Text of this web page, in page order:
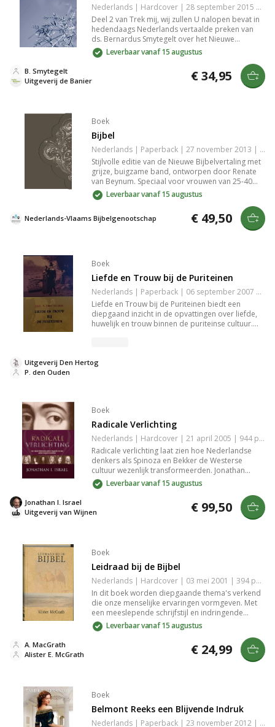
Nederlands | Hardcover | 28 september 2015 | Basisbijbel | 9789462780095
Deel 2 van Trek mij, wij zullen U nalopen bevat in
hedendaags Nederlands vertaalde preken van
ds. Bernardus Smytegelt over het Nieuwe
Testament. Uitgebracht ter ere van zijn 350e
geboortejaar, blijft de authentieke stijl van deze
liefhebbers van historische en spirituele teksten.
Leverbaar vanaf 15 augustus
Uitgeverij de Banier
B. Smytegelt € 34,95
Boek
Bijbel
Nederlands | Paperback | 27 november 2013 | 1744 pagina's | Basisbijbel | 9789089120632
Stijlvolle editie van de Nieuwe Bijbelvertaling met
grijze, buigzame band, ontworpen door Renate
van Beynum. Speciaal voor vrouwen van 25-40
jaar, gedrukt op aaibaar materiaal met zeefdruk.
Zonder inleiding of deuterocanonieke boeken,
Leverbaar vanaf 15 augustus
Nederlands-Vlaams Bijbelgenootschap € 49,50
Boek
Liefde en Trouw bij de Puriteinen
Nederlands | Paperback | 06 september 2007 | 152 pagina's | 9789033120848
Liefde en Trouw bij de Puriteinen biedt een
diepgaand inzicht in de opvattingen over liefde,
huwelijk en trouw binnen de puriteinse cultuur.
hedendaagse lezers. Een essentiële gids voor
P. den Ouden
Uitgeverij Den Hertog
Boek
Radicale Verlichting
Nederlands | Hardcover | 21 april 2005 | 944 pagina's | 9789051942392
Radicale verlichting laat zien hoe Nederlandse
denkers als Spinoza en Bekker de Westerse
cultuur wezenlijk transformeerden. Jonathan
Israel belicht deze invloedrijke figuren en hun
revolutionaire ideeën, die Europa op zijn
grondvesten deden schudden en nog steeds ons
denken beïnvloeden.
Leverbaar vanaf 15 augustus
Uitgeverij van Wijnen
Jonathan I. Israel € 99,50
Boek
Leidraad bij de Bijbel
Nederlands | Hardcover | 03 mei 2001 | 394 pagina's | 9789063181055
In dit boek worden diepgaande thema's verkend
die onze menselijke ervaringen vormgeven. Met
een meeslepende schrijfstijl en indringende
inzichten krijg je een frisse blik op belangrijke
levenskwesties. Het boek biedt waardevolle
lessen en nodigt je uit om na te denken over jezelf
en je omgeving, perfect voor ieder die verdieping
Leverbaar vanaf 15 augustus
Alister E. McGrath
A. MacGrath € 24,99
Boek
Belmont Reeks een Blijvende Indruk
Nederlands | Paperback | 23 november 2012 | 480 pagina's | 9789051944433